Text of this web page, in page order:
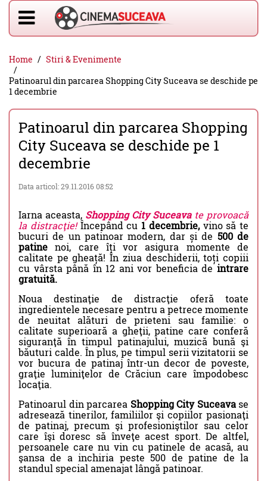
Home
Stiri & Evenimente
Patinoarul din parcarea Shopping City Suceava se deschide pe
1 decembrie
Patinoarul din parcarea Shopping
City Suceava se deschide pe 1
decembrie
Data articol: 29.11.2016 08:52
Iarna aceasta, Shopping City Suceavate provoacă
la distracţie!Începând cu 1 decembrie,vino să te
bucuri de un patinoar modern, dar și de 500 de
patine noi, care îți vor asigura momente de
calitate pe gheață! În ziua deschiderii, toți copiii
cu vârsta până în 12 ani vor beneficia deintrare
gratuită.
Noua destinaţie de distracţie oferă toate
ingredientele necesare pentru a petrece momente
de neuitat alături de prieteni sau familie: o
calitate superioară a gheţii, patine care conferă
siguranţă în timpul patinajului, muzică bună şi
băuturi calde. În plus, pe timpul serii vizitatorii se
vor bucura de patinaj într-un decor de poveste,
graţie luminiţelor de Crăciun care împodobesc
locaţia.
Patinoarul din parcarea Shopping City Suceavase
adresează tinerilor, familiilor şi copiilor pasionaţi
de patinaj, precum şi profesioniştilor sau celor
care îşi doresc să înveţe acest sport. De altfel,
persoanele care nu vin cu patinele de acasă, au
şansa de a inchiria peste 500 de patine de la
standul special amenajat lângă patinoar.